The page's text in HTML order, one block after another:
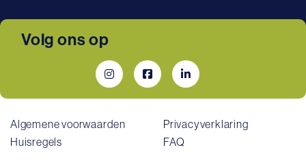
Volg ons op
Algemene voorwaarden
Privacyverklaring
Huisregels
FAQ